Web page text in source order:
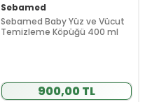
Sebamed
Sebamed Baby Yüz ve Vücut
Temizleme Köpüğü 400 ml
900,00 TL